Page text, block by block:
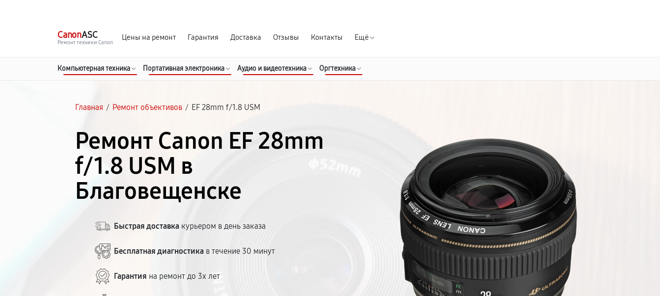
CanonASC
Ремонт техники Canon
Цены на ремонт Гарантия Доставка Отзывы Контакты Ещё
Компьютерная техника Портативная электроника Аудио и видеотехника Оргтехника
Главная / Ремонт объективов / EF 28mm f/1.8 USM
Ремонт Canon EF 28mm
f/1.8 USM в
Благовещенске
Быстрая доставка курьером в день заказа
Бесплатная диагностика в течение 30 минут
Гарантия на ремонт до 3х лет